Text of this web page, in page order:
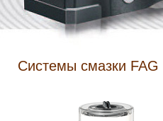
Системы смазки FAG